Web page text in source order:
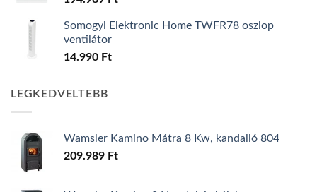
Somogyi Elektronic Home TWFR78 oszlop
ventilátor
14.990 Ft
LEGKEDVELTEBB
Wamsler Kamino Mátra 8 Kw, kandalló 804
209.989 Ft